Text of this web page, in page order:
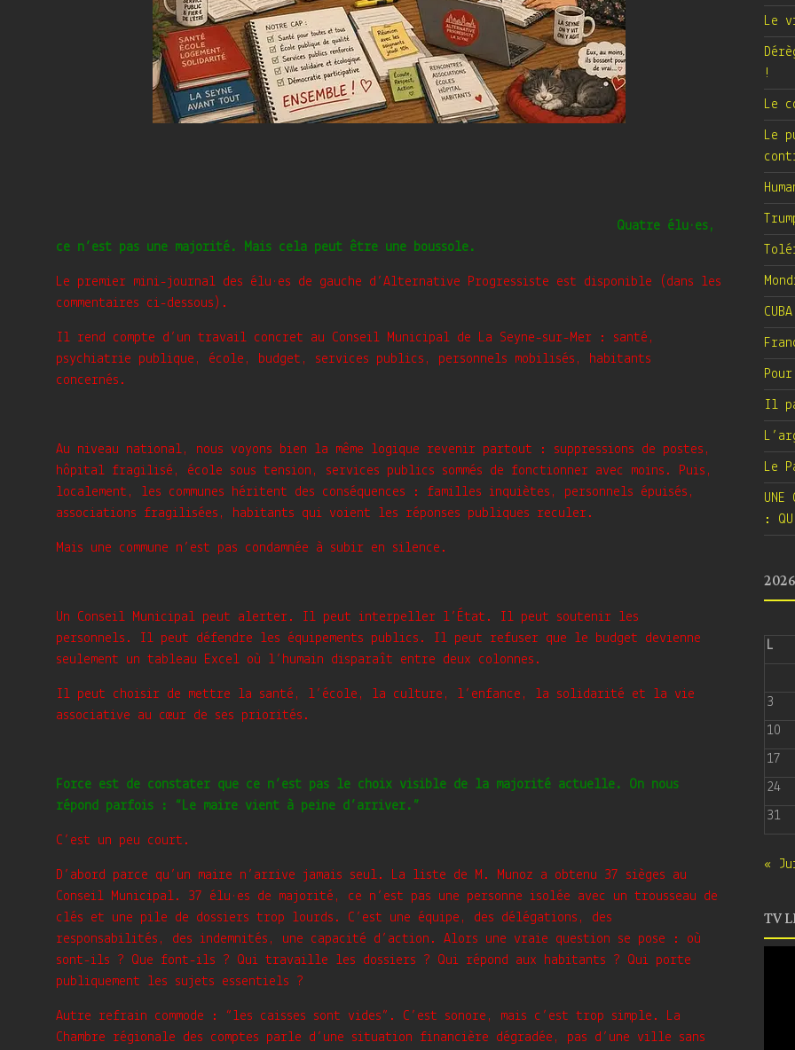
Quatre élu·es,
ce n’est pas une majorité. Mais cela peut être une boussole.
Le premier mini-journal des élu·es de gauche d’Alternative Progressiste est disponible (dans les
commentaires ci-dessous).
Il rend compte d’un travail concret au Conseil Municipal de La Seyne-sur-Mer : santé,
psychiatrie publique, école, budget, services publics, personnels mobilisés, habitants
concernés.
Au niveau national, nous voyons bien la même logique revenir partout : suppressions de postes,
hôpital fragilisé, école sous tension, services publics sommés de fonctionner avec moins. Puis,
localement, les communes héritent des conséquences : familles inquiètes, personnels épuisés,
associations fragilisées, habitants qui voient les réponses publiques reculer.
Mais une commune n’est pas condamnée à subir en silence.
Un Conseil Municipal peut alerter. Il peut interpeller l’État. Il peut soutenir les
personnels. Il peut défendre les équipements publics. Il peut refuser que le budget devienne
seulement un tableau Excel où l’humain disparaît entre deux colonnes.
Il peut choisir de mettre la santé, l’école, la culture, l’enfance, la solidarité et la vie
associative au cœur de ses priorités.
Force est de constater que ce n’est pas le choix visible de la majorité actuelle. On nous
répond parfois : “Le maire vient à peine d’arriver.”
C’est un peu court.
D’abord parce qu’un maire n’arrive jamais seul. La liste de M. Munoz a obtenu 37 sièges au
Conseil Municipal. 37 élu·es de majorité, ce n’est pas une personne isolée avec un trousseau de
clés et une pile de dossiers trop lourds. C’est une équipe, des délégations, des
responsabilités, des indemnités, une capacité d’action. Alors une vraie question se pose : où
sont-ils ? Que font-ils ? Qui travaille les dossiers ? Qui répond aux habitants ? Qui porte
publiquement les sujets essentiels ?
Autre refrain commode : “les caisses sont vides”. C’est sonore, mais c’est trop simple. La
Chambre régionale des comptes parle d’une situation financière dégradée, pas d’une ville sans
Le
!
Le
Le
Il
Le
UNE
:
2026
L
3
10
17
24
31
«
TV